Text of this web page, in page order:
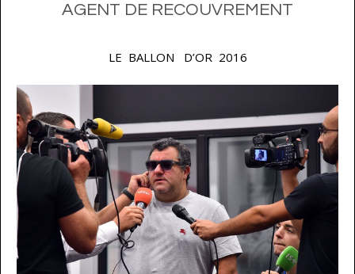
AGENT DE RECOUVREMENT
LE BALLON D’OR 2016